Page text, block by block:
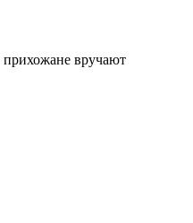
прихожане вручают